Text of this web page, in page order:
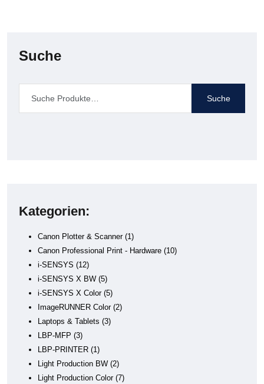
Suche
Suche
Kategorien:
Canon Plotter & Scanner 1
Canon Professional Print - Hardware 10
i-SENSYS
12
i-SENSYS X BW 5
i-SENSYS X Color 5
ImageRUNNER Color 2
Laptops & Tablets 3
LBP-MFP 3
LBP-PRINTER 1
Light Production BW 2
Light Production Color 7